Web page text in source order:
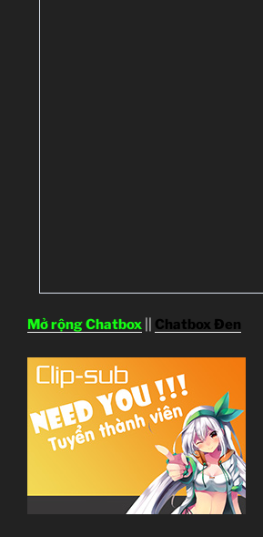
Mở rộng Chatbox Chatbox Đen